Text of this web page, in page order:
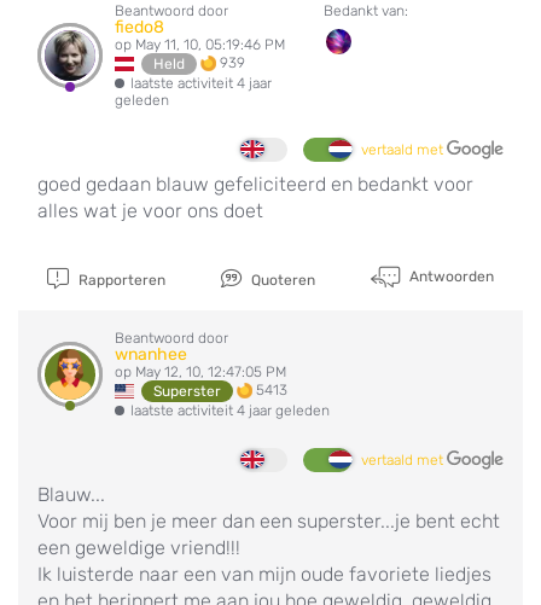
Beantwoord door
fiedo8
op May 11, 10, 05:19:46 PM
Held
939
laatste activiteit 4 jaar
geleden
Bedankt van:
vertaald met
goed gedaan blauw gefeliciteerd en bedankt voor
alles wat je voor ons doet
Rapporteren Quoteren Antwoorden
Beantwoord door
wnanhee
op May 12, 10, 12:47:05 PM
Superster
5413
laatste activiteit 4 jaar geleden
vertaald met
Blauw...
Voor mij ben je meer dan een superster...je bent echt
een geweldige vriend!!!
Ik luisterde naar een van mijn oude favoriete liedjes